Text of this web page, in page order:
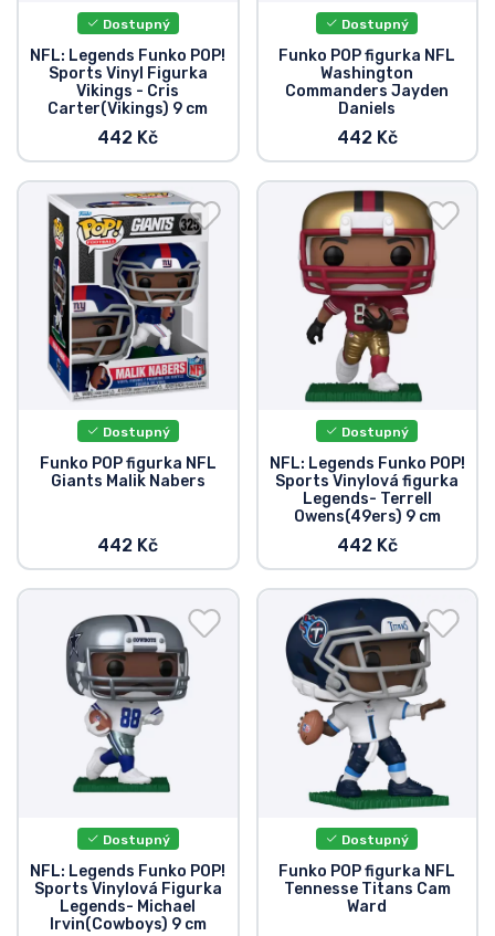
Dostupný
NFL: Legends Funko POP!
Sports Vinyl Figurka
Vikings - Cris
Carter(Vikings) 9 cm
442 Kč
Dostupný
Funko POP figurka NFL
Washington
Commanders Jayden
Daniels
442 Kč
Dostupný
Funko POP figurka NFL
Giants Malik Nabers
442 Kč
Dostupný
NFL: Legends Funko POP!
Sports Vinylová figurka
Legends- Terrell
Owens(49ers) 9 cm
442 Kč
Dostupný
NFL: Legends Funko POP!
Sports Vinylová Figurka
Legends- Michael
Irvin(Cowboys) 9 cm
Dostupný
Funko POP figurka NFL
Tennesse Titans Cam
Ward